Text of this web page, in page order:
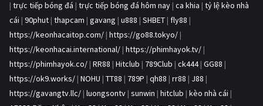
| trực tiếp bóng đá | trực tiếp bóng đá hôm nay | ca khia | tỷ lệ kèo nhà
cái | 90phut | thapcam | gavang | u888 | SHBET | fly88 |
https://keonhacaitop.com/ | https://go88.tokyo/ |
https://keonhacai.international/ | https://phimhayok.tv/ |
https://phimhayok.co/ | RR88 | Hitclub | 789Club | ck444| GG88 |
https://ok9.works/ | NOHU | TT88 | 789P | qh88 | rr88 | J88 |
https://gavangtv.llc/ | luongsontv | sunwin | hitclub | kèo nhà cái |